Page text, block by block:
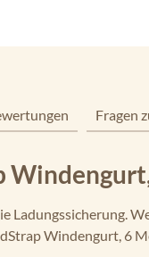
Fragen
Ladungssicherung.
Windengurt, 6